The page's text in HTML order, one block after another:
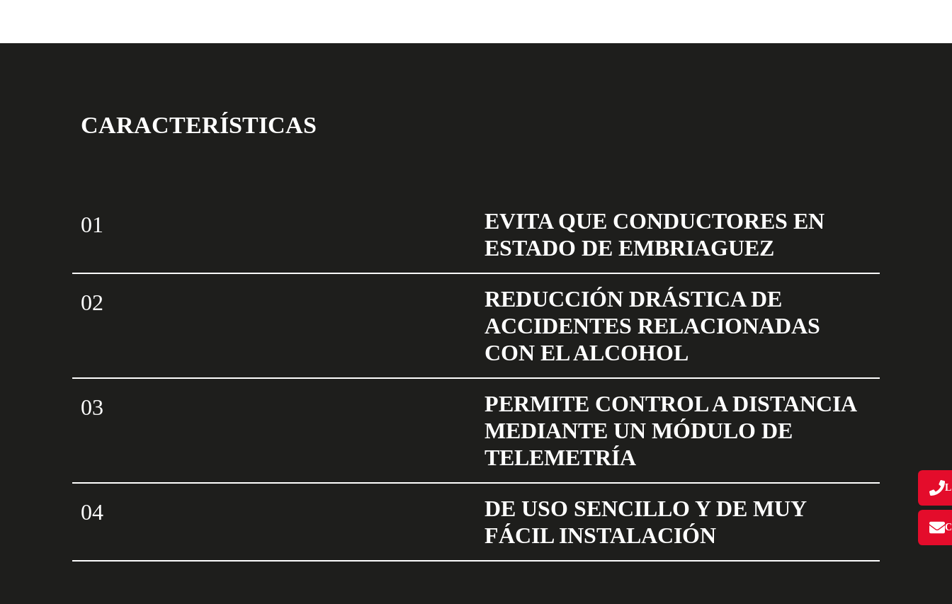
CARACTERÍSTICAS
01
EVITA QUE CONDUCTORES EN
ESTADO DE EMBRIAGUEZ
02
REDUCCIÓN DRÁSTICA DE
ACCIDENTES RELACIONADAS
CON EL ALCOHOL
03
PERMITE CONTROL A DISTANCIA
MEDIANTE UN MÓDULO DE
TELEMETRÍA
04
DE USO SENCILLO Y DE MUY
FÁCIL INSTALACIÓN